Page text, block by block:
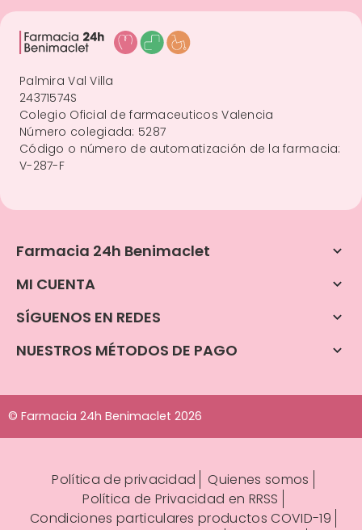
Palmira Val Villa
24371574S
Colegio Oficial de farmaceuticos Valencia
Número colegiada: 5287
Código o número de automatización de la farmacia:
V-287-F
Farmacia 24h Benimaclet 
MI CUENTA 
SÍGUENOS EN REDES 
NUESTROS MÉTODOS DE PAGO 
© Farmacia 24h Benimaclet 2026
Política de privacidad
Quienes somos
Política de Privacidad en RRSS
Condiciones particulares productos COVID-19